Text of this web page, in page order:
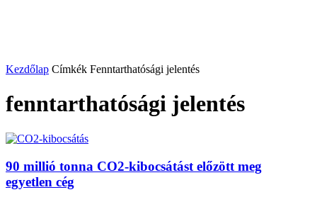
Kezdőlap Címkék Fenntarthatósági jelentés
fenntarthatósági jelentés
90 millió tonna CO2-kibocsátást előzött meg
egyetlen cég